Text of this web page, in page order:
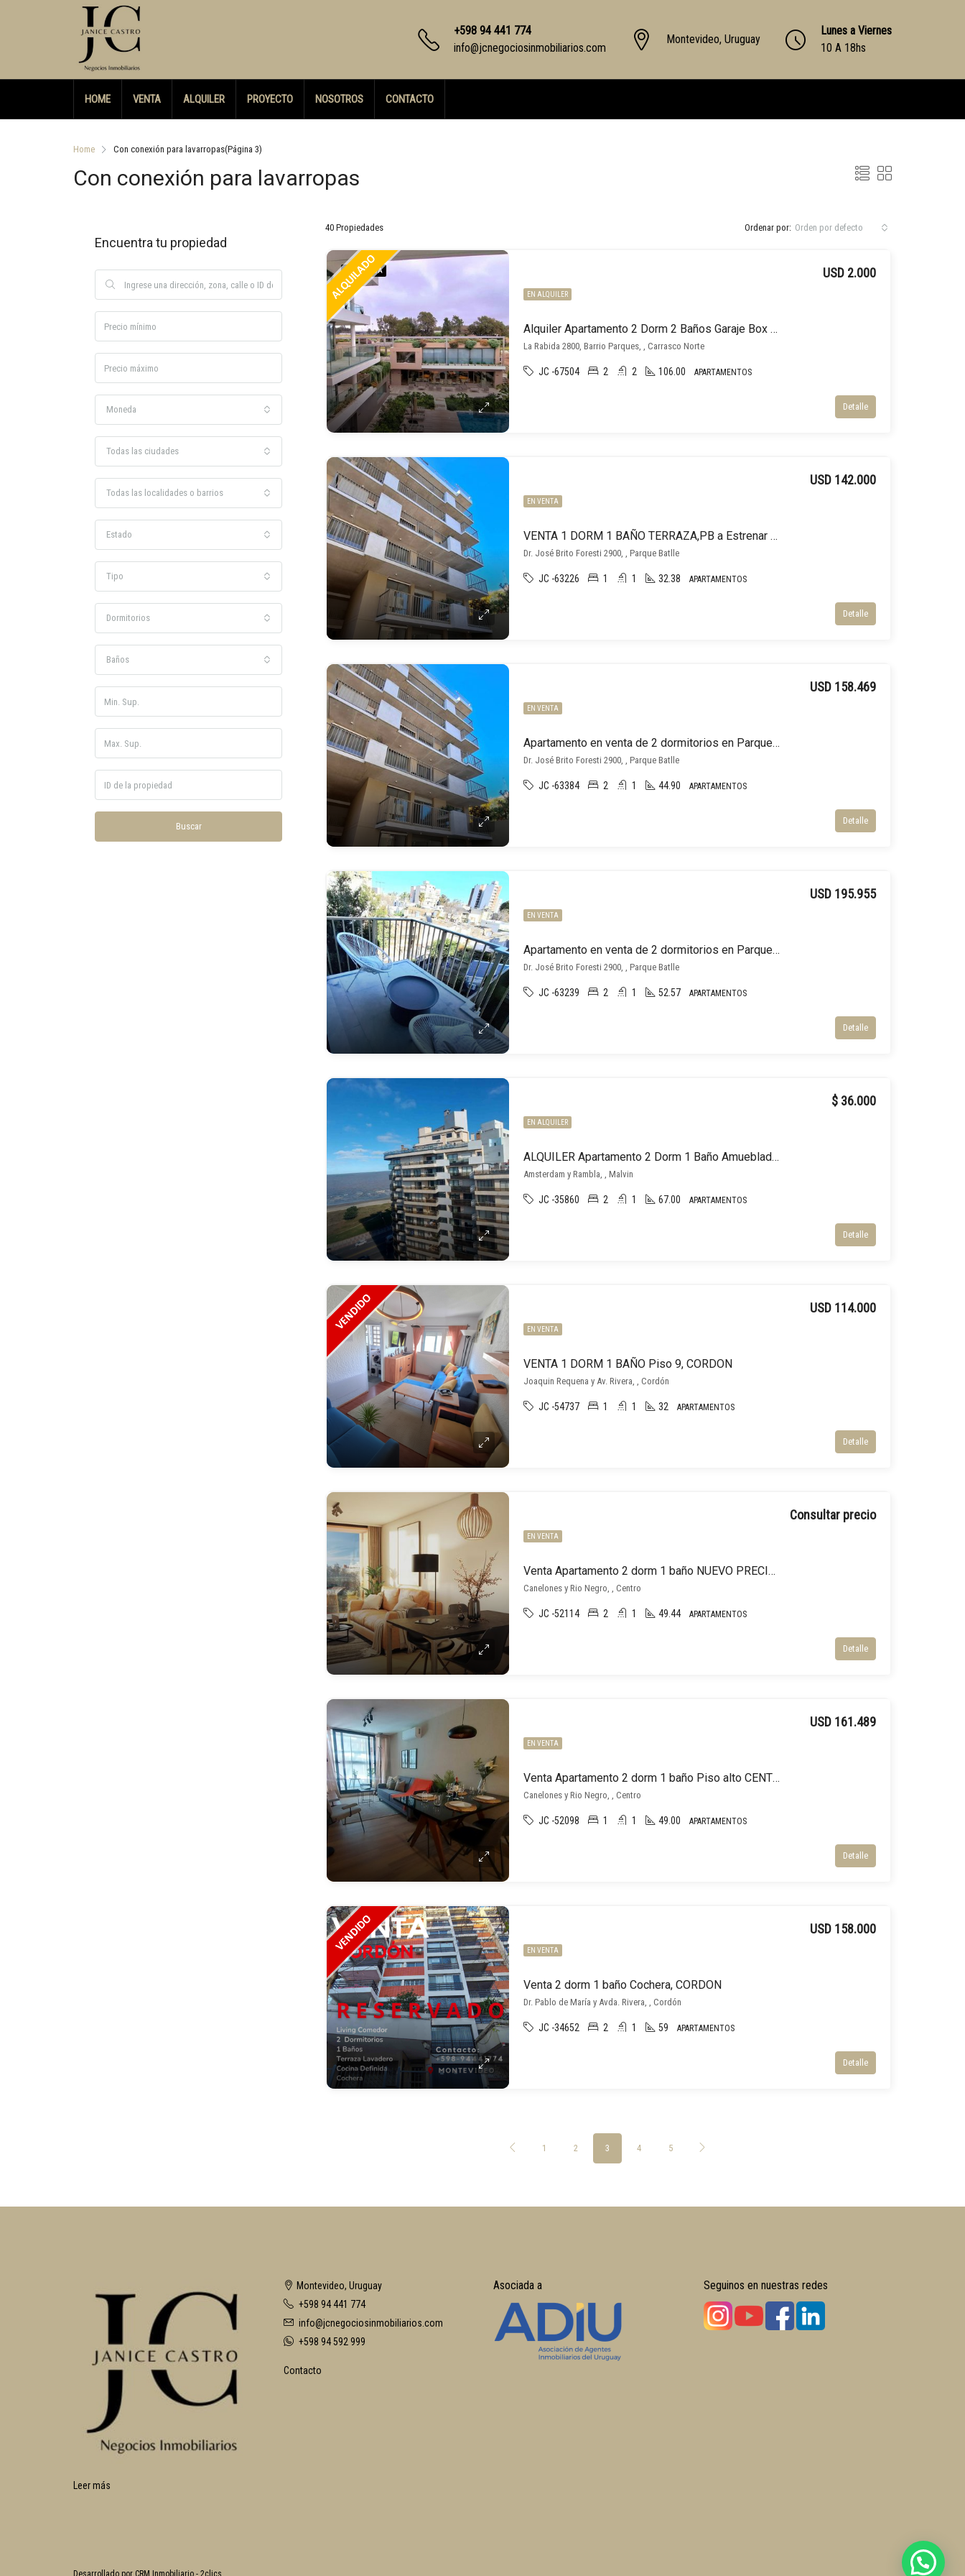
+598 94 441 774
info@jcnegociosinmobiliarios.com
Montevideo, Uruguay
Lunes a Viernes
10 A 18hs
HOME VENTA ALQUILER PROYECTO NOSOTROS CONTACTO
Home Con conexión para lavarropas(Página 3)
Con conexión para lavarropas
40 Propiedades Ordenar por: Orden por defecto
DESTACADA
EN ALQUILER
Alquiler Apartamento 2 Dorm 2 Baños Garaje Box Amenities, Barrio Parques
USD 2.000
La Rabida 2800, Barrio Parques, , Carrasco Norte
JC -67504 2 2 106.00 APARTAMENTOS
Detalle
EN VENTA
VENTA 1 DORM 1 BAÑO TERRAZA,PB a Estrenar ENTREGA INMEDIATA
USD 142.000
Dr. José Brito Foresti 2900, , Parque Batlle
JC -63226 1 1 32.38 APARTAMENTOS
Detalle
EN VENTA
Apartamento en venta de 2 dormitorios en Parque Batlle
USD 158.469
Dr. José Brito Foresti 2900, , Parque Batlle
JC -63384 2 1 44.90 APARTAMENTOS
Detalle
EN VENTA
Apartamento en venta de 2 dormitorios en Parque Batlle
USD 195.955
Dr. José Brito Foresti 2900, , Parque Batlle
JC -63239 2 1 52.57 APARTAMENTOS
Detalle
EN ALQUILER
ALQUILER Apartamento 2 Dorm 1 Baño Amueblado, Malvin
$ 36.000
Amsterdam y Rambla, , Malvin
JC -35860 2 1 67.00 APARTAMENTOS
Detalle
EN VENTA
VENTA 1 DORM 1 BAÑO Piso 9, CORDON
USD 114.000
Joaquin Requena y Av. Rivera, , Cordón
JC -54737 1 1 32 APARTAMENTOS
Detalle
EN VENTA
Venta Apartamento 2 dorm 1 baño NUEVO PRECIO! Cochera opcional CENTRO
Consultar precio
Canelones y Rio Negro, , Centro
JC -52114 2 1 49.44 APARTAMENTOS
Detalle
EN VENTA
Venta Apartamento 2 dorm 1 baño Piso alto CENTRO
USD 161.489
Canelones y Rio Negro, , Centro
JC -52098 1 1 49.00 APARTAMENTOS
Detalle
EN VENTA
Venta 2 dorm 1 baño Cochera, CORDON
USD 158.000
Dr. Pablo de María y Avda. Rivera, , Cordón
JC -34652 2 1 59 APARTAMENTOS
Detalle
1 2 3 4 5
Encuentra tu propiedad
Moneda
Todas las ciudades
Todas las localidades o barrios
Estado
Tipo
Dormitorios
Baños
Buscar
Leer más
Montevideo, Uruguay
+598 94 441 774
info@jcnegociosinmobiliarios.com
+598 94 592 999
Contacto
Asociada a Seguinos en nuestras redes
Desarrollado por CRM Inmobiliario - 2clics